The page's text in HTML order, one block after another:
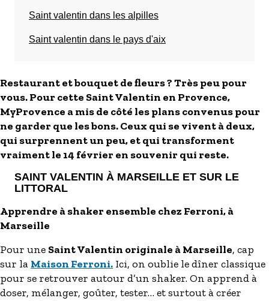
Saint valentin dans les alpilles
Saint valentin dans le pays d'aix
Restaurant et bouquet de fleurs ? Très peu pour
vous. Pour cette Saint Valentin en Provence,
MyProvence a mis de côté les plans convenus pour
ne garder que les bons. Ceux qui se vivent à deux,
qui surprennent un peu, et qui transforment
vraiment le 14 février en souvenir qui reste.
SAINT VALENTIN À MARSEILLE ET SUR LE
LITTORAL
Apprendre à shaker ensemble chez Ferroni, à
Marseille
Pour une Saint Valentin originale à Marseille, cap
sur la Maison Ferroni. Ici, on oublie le dîner classique
pour se retrouver autour d’un shaker. On apprend à
doser, mélanger, goûter, tester… et surtout à créer